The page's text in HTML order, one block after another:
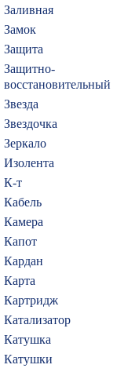
Заливная
Замок
Защита
Защитно-
восстановительный
Звезда
Звездочка
Зеркало
Изолента
К-т
Кабель
Камера
Капот
Кардан
Карта
Картридж
Катализатор
Катушка
Катушки